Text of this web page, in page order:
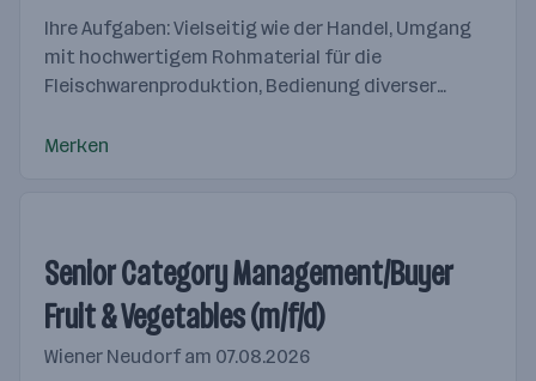
Ihre Aufgaben: Vielseitig wie der Handel, Umgang
mit hochwertigem Rohmaterial für die
Fleischwarenproduktion, Bedienung diverser
Hygiene- und Sicherheitsvorschriften...
Merken
Senior Category Management/Buyer
Fruit & Vegetables (m/f/d)
Wiener Neudorfam 07.08.2026